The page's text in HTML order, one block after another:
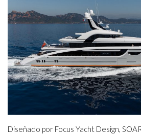
Diseñado por Focus Yacht Design,